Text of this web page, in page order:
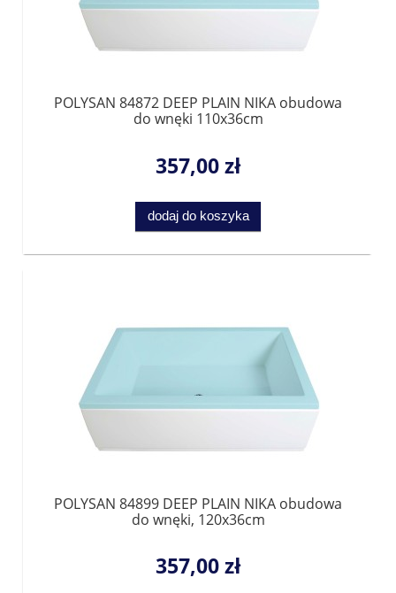
POLYSAN 84872 DEEP PLAIN NIKA obudowa
do wnęki 110x36cm
357,00 zł
dodaj do koszyka
POLYSAN 84899 DEEP PLAIN NIKA obudowa
do wnęki, 120x36cm
357,00 zł